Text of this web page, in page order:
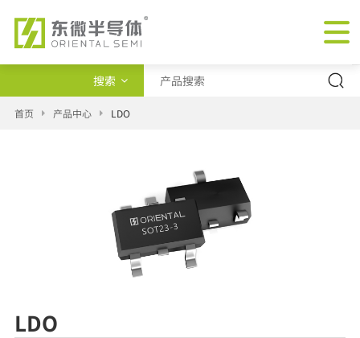
搜索
产品类型
首页 产品中心 LDO
LDO